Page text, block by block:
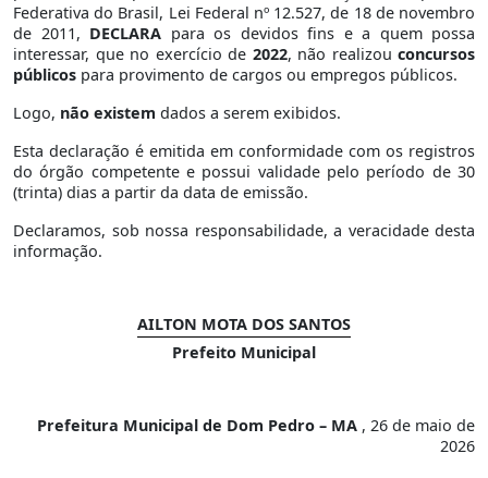
Federativa do Brasil, Lei Federal nº 12.527, de 18 de novembro
de 2011, DECLARA para os devidos fins e a quem possa
interessar, que no exercício de 2022, não realizou concursos
públicos para provimento de cargos ou empregos públicos.
Logo, não existem dados a serem exibidos.
Esta declaração é emitida em conformidade com os registros
do órgão competente e possui validade pelo período de 30
(trinta) dias a partir da data de emissão.
Declaramos, sob nossa responsabilidade, a veracidade desta
informação.
AILTON MOTA DOS SANTOS
Prefeito Municipal
Prefeitura Municipal de Dom Pedro – MA , 26 de maio de
2026